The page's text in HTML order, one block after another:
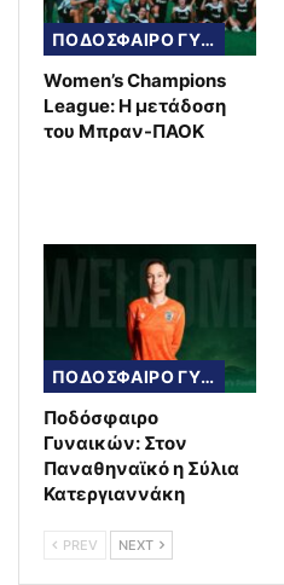
ΠΟΔΟΣΦΑΙΡΟ ΓΥΝΑΙΚΩΝ
Women’s Champions
League: Η μετάδοση
του Μπραν-ΠΑΟΚ
ΠΟΔΟΣΦΑΙΡΟ ΓΥΝΑΙΚΩΝ
Ποδόσφαιρο
Γυναικών: Στον
Παναθηναϊκό η Σύλια
Κατεργιαννάκη
PREV NEXT